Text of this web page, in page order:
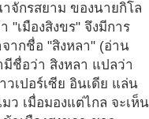
จักรสยาม ของนายกิโล
"เมืองสิงขร" จึงมีการ
ากชื่อ "สิงหลา" (อ่าน
มีชื่อว่า สิงหลา แปลว่า
เปอร์เซีย อินเดีย แล่น
ว เมื่อมองแต่ไกล จะเห็น